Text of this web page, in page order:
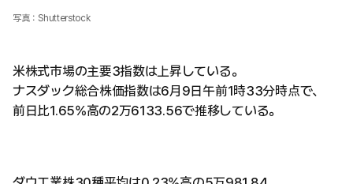
写真：Shutterstock
米株式市場の主要3指数は上昇している。
ナスダック総合株価指数は6月9日午前1時33分時点で、
前日比1.65%高の2万6133.56で推移している。